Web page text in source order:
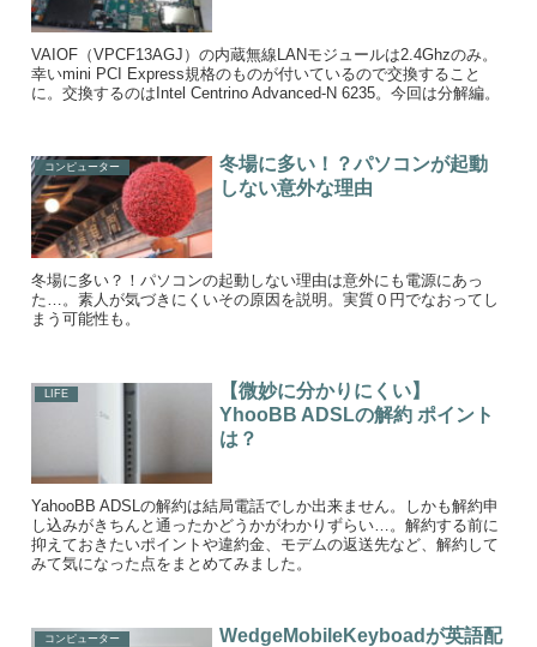
VAIOF（VPCF13AGJ）の内蔵無線LANモジュールは2.4Ghzのみ。
幸いmini PCI Express規格のものが付いているので交換すること
に。交換するのはIntel Centrino Advanced-N 6235。今回は分解編。
コンピューター
冬場に多い！？パソコンが起動
しない意外な理由
冬場に多い？！パソコンの起動しない理由は意外にも電源にあっ
た…。素人が気づきにくいその原因を説明。実質０円でなおってし
まう可能性も。
LIFE
【微妙に分かりにくい】
YhooBB ADSLの解約 ポイント
は？
YahooBB ADSLの解約は結局電話でしか出来ません。しかも解約申
し込みがきちんと通ったかどうかがわかりずらい…。解約する前に
抑えておきたいポイントや違約金、モデムの返送先など、解約して
みて気になった点をまとめてみました。
コンピューター
WedgeMobileKeyboadが英語配